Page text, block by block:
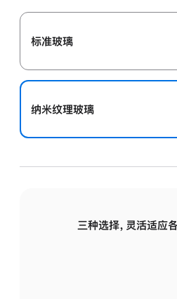
标准玻璃
纳米纹理玻璃
三种选择，灵活适应